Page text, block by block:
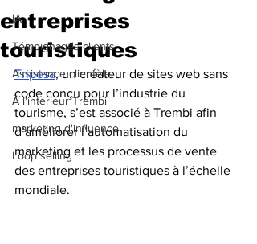
IA
Témoignages clients
Assistance clientèle
À l'intérieur Trembi
marketing d'influence
Loop selling
entreprises
touristiques
Tripesa, un créateur de sites web sans
code conçu pour l’industrie du
tourisme, s’est associé à Trembi afin
d’améliorer l’automatisation du
marketing et les processus de vente
des entreprises touristiques à l’échelle
mondiale.